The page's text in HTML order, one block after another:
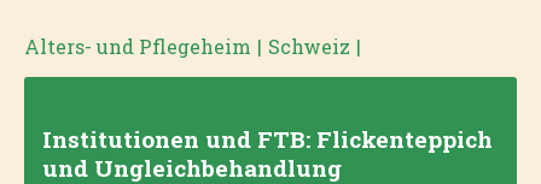
Alters- und Pflegeheim | Schweiz |
Institutionen und FTB: Flickenteppich
und Ungleichbehandlung